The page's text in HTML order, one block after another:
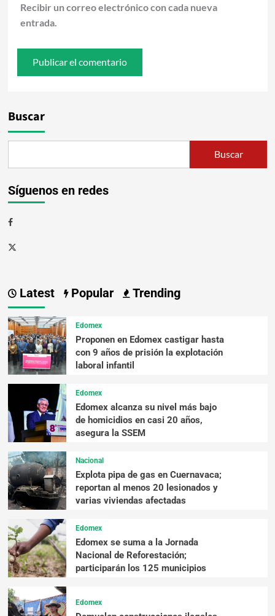
Recibir un correo electrónico con cada nueva
entrada.
Buscar
Buscar
Síguenos en redes
Latest Popular Trending
Edomex
Proponen en Edomex castigar hasta
con 9 años de prisión la explotación
laboral infantil
Edomex
Edomex alcanza su nivel más bajo
de homicidios en casi 20 años,
asegura la SSEM
Nacional
Explota pipa de gas en Cuernavaca;
reportan al menos 20 lesionados y
varias viviendas afectadas
Edomex
Edomex se suma a la Jornada
Nacional de Reforestación;
participarán los 125 municipios
Edomex